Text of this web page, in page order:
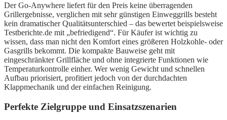
Der Go-Anywhere liefert für den Preis keine überragenden
Grillergebnisse, verglichen mit sehr günstigen Einweggrills besteht
kein dramatischer Qualitätsunterschied – das bewertet beispielsweise
Testberichte.de mit „befriedigend“. Für Käufer ist wichtig zu
wissen, dass man nicht den Komfort eines größeren Holzkohle- oder
Gasgrills bekommt. Die kompakte Bauweise geht mit
eingeschränkter Grillfläche und ohne integrierte Funktionen wie
Temperaturkontrolle einher. Wer wenig Gewicht und schnellen
Aufbau priorisiert, profitiert jedoch von der durchdachten
Klappmechanik und der einfachen Reinigung.
Perfekte Zielgruppe und Einsatzszenarien